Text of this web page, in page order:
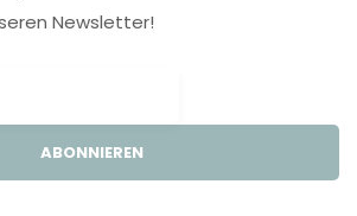
Newsletter!
ABONNIEREN